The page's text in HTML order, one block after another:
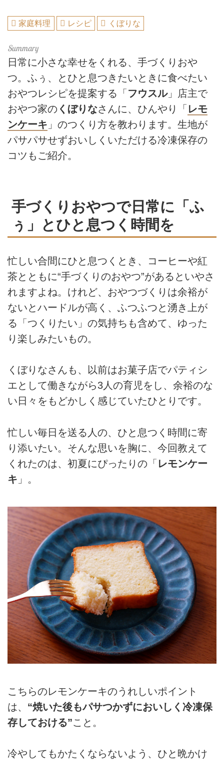
家庭料理 レシピ くぼりな
日常に小さな幸せをくれる、手づくりおや
つ。ふぅ、とひと息つきたいときに食べたい
おやつレシピを提案する「 フウスル」店主で
おやつ家の くぼりなさんに、ひんやり「 レモ
ンケーキ 」のつくり方を教わります。生地が
パサパサせずおいしくいただける冷凍保存の
コツもご紹介。
手づくりおやつで日常に「ふ
ぅ」とひと息つく時間を
忙しい合間にひと息つくとき、コーヒーや紅
茶とともに“手づくりのおやつ”があるといやさ
れますよね。けれど、おやつづくりは余裕が
ないとハードルが高く、ふつふつと湧き上が
る「つくりたい」の気持ちも含めて、ゆった
り楽しみたいもの。
くぼりなさんも、以前はお菓子店でパティシ
エとして働きながら3人の育児をし、余裕のな
い日々をもどかしく感じていたひとりです。
忙しい毎日を送る人の、ひと息つく時間に寄
り添いたい。そんな思いを胸に、今回教えて
くれたのは、初夏にぴったりの「 レモンケー
キ 」。
こちらのレモンケーキのうれしいポイント
は、 “焼いた後もパサつかずにおいしく冷凍保
存しておける”こと。
冷やしてもかたくならないよう、ひと晩かけ